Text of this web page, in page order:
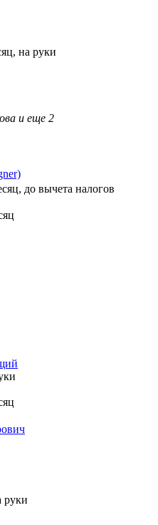
на руки
и еще 2
до вычета налогов
руки